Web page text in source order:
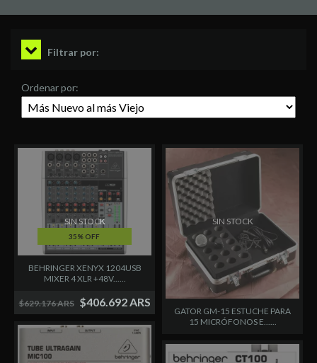
Filtrar por:
Ordenar por:
35% OFF
SIN STOCK
BEHRINGER XENYX 1204USB
MIXER 4 XLR +48V......
$629.176 ARS $406.692 ARS
SIN STOCK
GATOR GM-15 ESTUCHE PARA
15 MICRÓFONOS E......